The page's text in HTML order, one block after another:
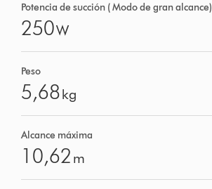
Potencia de succión ( Modo de gran alcance)
250W
Peso
5,68kg
Alcance máxima
10,62 m